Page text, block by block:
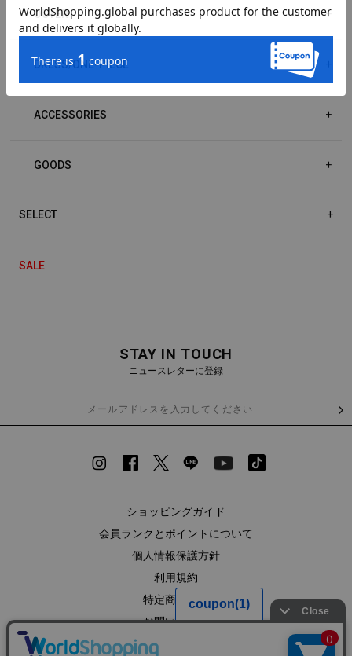
OUTER +
DRESS/ONE-PIECE
ACCESSORIES +
GOODS +
SELECT +
SALE
STAY IN TOUCH
ニュースレターに登録
ショッピングガイド
会員ランクとポイントについて
個人情報保護方針
利用規約
特定商取引法
お問い合わせ
企業情報